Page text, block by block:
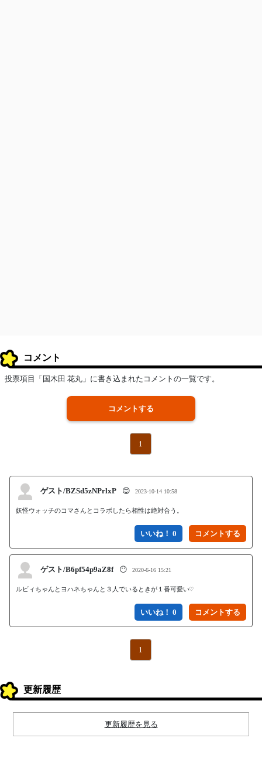
コメント
投票項目「国木田 花丸」に書き込まれたコメントの一覧です。
コメントする
1
ゲスト/BZSd5zNPrlxP 😊 2023-10-14 10:58
妖怪ウォッチのコマさんとコラボしたら相性は絶対合う。
いいね！ 0
ゲスト/B6pf54p9aZ8f 😶 2020-6-16 15:21
ルビィちゃんとヨハネちゃんと３人でいるときが１番可愛い♡
いいね！ 0
1
更新履歴
更新履歴を見る